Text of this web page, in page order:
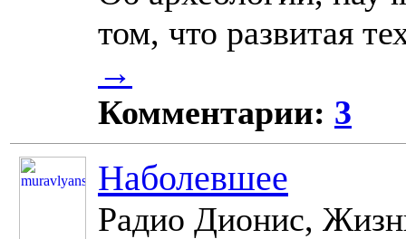
том, что развитая
→
Комментарии: 3
Наболевшее
Радио Дионис,